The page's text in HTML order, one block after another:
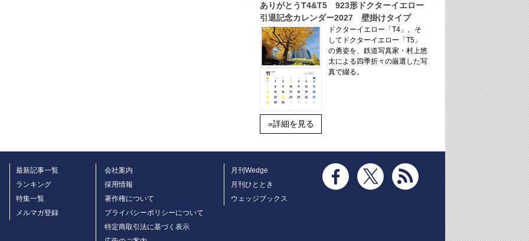
ありがとうT4&T5 923形ドクターイエロー
引退記念カレンダー2027 壁掛けタイプ
»詳細を見る
ドクターイエロー「T4」、そ
してドクターイエロー「T5」
の勇姿を、鉄道写真家・村上悠
太による四季折々の厳選した写
真で綴る。
最新記事一覧
ランキング
特集一覧
メルマガ登録
会社案内
採用情報
著作権について
プライバシーポリシーについて
特定商取引法に基づく表示
月刊Wedge
月刊ひととき
ウェッジブックス